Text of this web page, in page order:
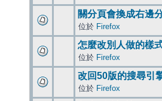
關分頁會換成右邊
位於 Firefox
怎麼改別人做的樣
位於 Firefox
改回50版的搜尋引
位於 Firefox